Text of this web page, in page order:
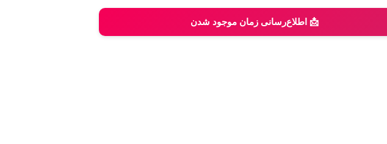
📩 اطلاع‌رسانی زمان موجود شدن